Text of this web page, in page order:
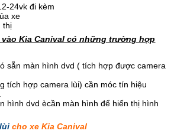
24vk đi kèm
xe
thị
vào Kia Canival có những trường hợp
sẵn màn hình dvd ( tích hợp được camera
tích hợp camera lùi) cần móc tín hiệu
hình dvd ècần màn hình để hiển thị hình
cho xe Kia Canival